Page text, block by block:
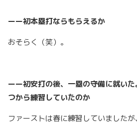
ーー初本塁打ならもらえるか
おそらく（笑）。
ーー初安打の後、一塁の守備に就い
つから練習していたのか
ファーストは春に練習していました